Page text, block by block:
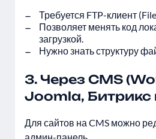
Требуется FTP-клиент
Позволяет менять код
загрузкой.
Нужно знать структуру
3. Через CMS
Joomla, Битрикс
Для сайтов на CMS можно